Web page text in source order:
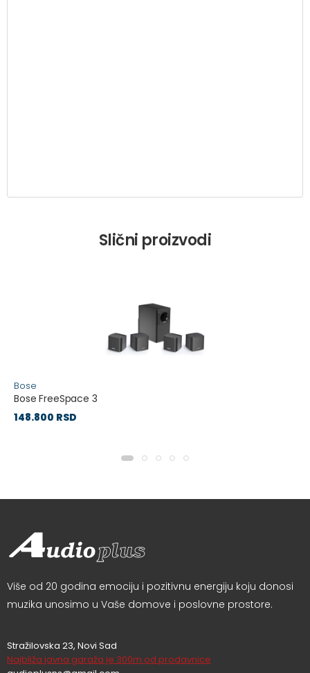
Slični proizvodi
Bose
Bose FreeSpace 3
148.800 RSD
Više od 20 godina emociju i pozitivnu energiju koju donosi
muzika unosimo u Vaše domove i poslovne prostore.
Stražilovska 23, Novi Sad
Najbliža javna garaža je 300m od prodavnice